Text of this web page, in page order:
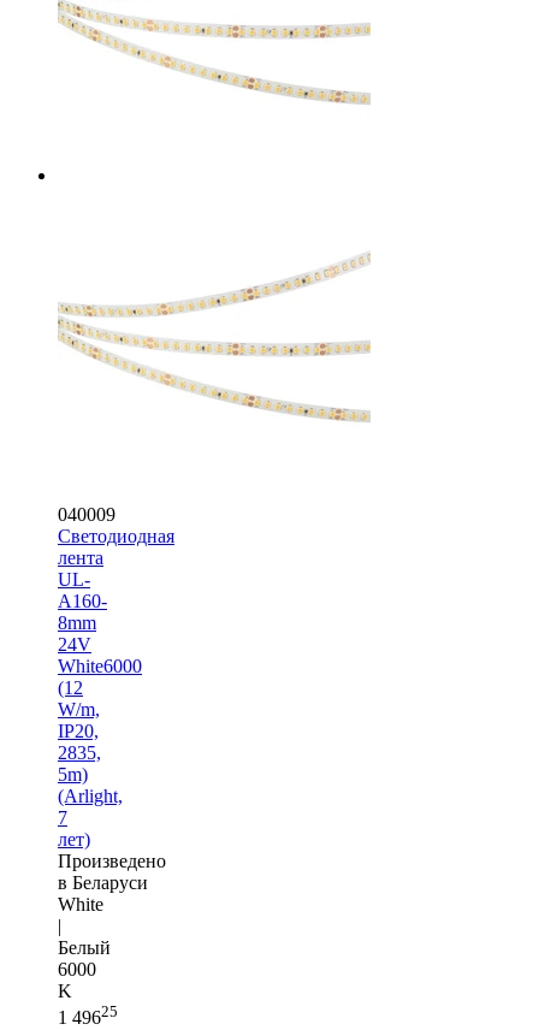
040009
Светодиодная
лента
UL-
A160-
8mm
24V
White6000
(12
W/m,
IP20,
2835,
5m)
(Arlight,
7
лет)
Произведено
в Беларуси
White
|
Белый
6000
K
1 49625